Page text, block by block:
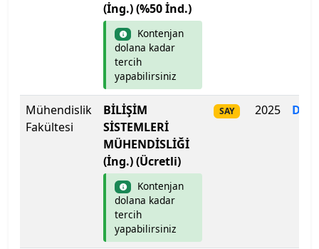
Yüksek İhtisas Üniversitesi
Zonguldak Bülent Ecevit Üniversitesi
(İng.) (%50 İnd.)
Kontenjan
dolana kadar
tercih
yapabilirsiniz
Mühendislik
Fakültesi
BİLİŞİM
SİSTEMLERİ
MÜHENDİSLİĞİ
(İng.) (Ücretli)
Kontenjan
dolana kadar
tercih
yapabilirsiniz
SAY 2025